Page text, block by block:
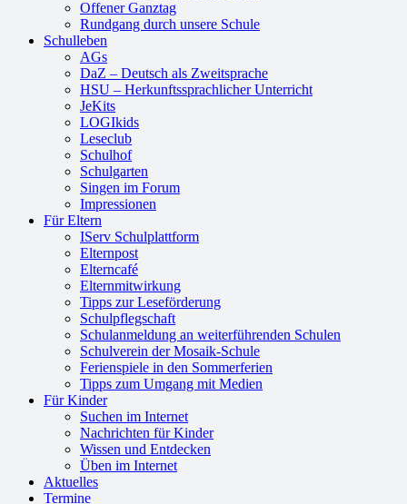
Offener Ganztag
Rundgang durch unsere Schule
Schulleben
AGs
DaZ – Deutsch als Zweitsprache
HSU – Herkunftssprachlicher Unterricht
JeKits
LOGIkids
Leseclub
Schulhof
Schulgarten
Singen im Forum
Impressionen
Für Eltern
IServ Schulplattform
Elternpost
Elterncafé
Elternmitwirkung
Tipps zur Leseförderung
Schulpflegschaft
Schulanmeldung an weiterführenden Schulen
Schulverein der Mosaik-Schule
Ferienspiele in den Sommerferien
Tipps zum Umgang mit Medien
Für Kinder
Suchen im Internet
Nachrichten für Kinder
Wissen und Entdecken
Üben im Internet
Aktuelles
Termine